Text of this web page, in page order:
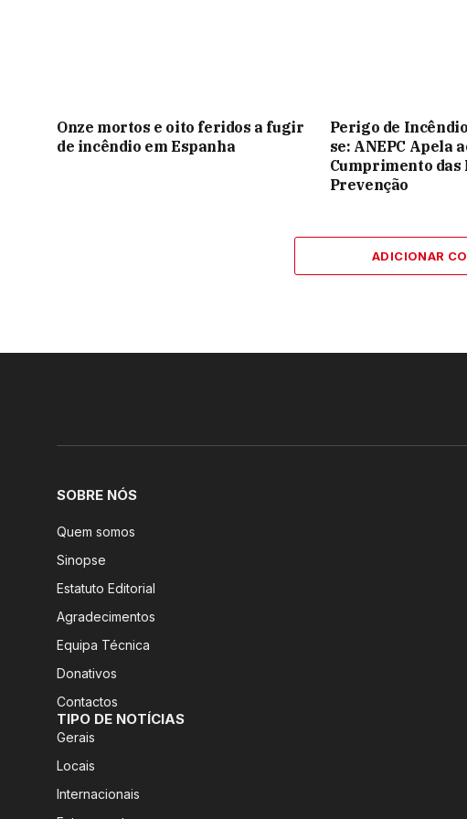
Onze mortos e oito feridos a fugir
de incêndio em Espanha
Perigo de
se: ANEPC Apela
Cumprimento das
Prevenção
ADICIONAR
SOBRE NÓS
Quem somos
Sinopse
Estatuto Editorial
Agradecimentos
Equipa Técnica
Donativos
Contactos
TIPO DE NOTÍCIAS
Gerais
Locais
Internacionais